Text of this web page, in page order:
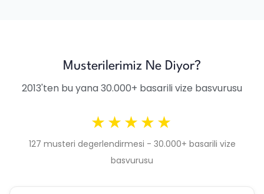
Musterilerimiz Ne Diyor?
2013'ten bu yana 30.000+ basarili vize basvurusu
★★★★★
127 musteri degerlendirmesi - 30.000+ basarili vize
basvurusu